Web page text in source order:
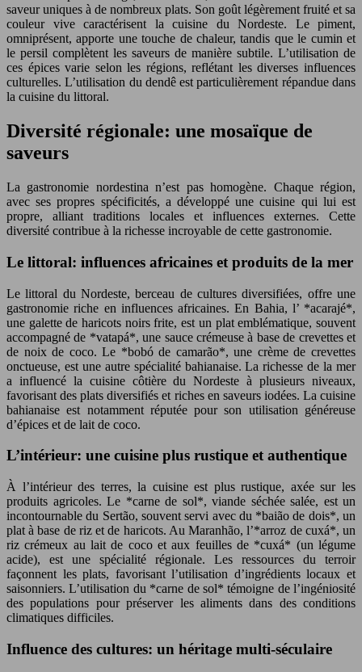
saveur uniques à de nombreux plats. Son goût légèrement fruité et sa
couleur vive caractérisent la cuisine du Nordeste. Le piment,
omniprésent, apporte une touche de chaleur, tandis que le cumin et
le persil complètent les saveurs de manière subtile. L’utilisation de
ces épices varie selon les régions, reflétant les diverses influences
culturelles. L’utilisation du dendê est particulièrement répandue dans
la cuisine du littoral.
Diversité régionale: une mosaïque de
saveurs
La gastronomie nordestina n’est pas homogène. Chaque région,
avec ses propres spécificités, a développé une cuisine qui lui est
propre, alliant traditions locales et influences externes. Cette
diversité contribue à la richesse incroyable de cette gastronomie.
Le littoral: influences africaines et produits de la mer
Le littoral du Nordeste, berceau de cultures diversifiées, offre une
gastronomie riche en influences africaines. En Bahia, l’ *acarajé*,
une galette de haricots noirs frite, est un plat emblématique, souvent
accompagné de *vatapá*, une sauce crémeuse à base de crevettes et
de noix de coco. Le *bobó de camarão*, une crème de crevettes
onctueuse, est une autre spécialité bahianaise. La richesse de la mer
a influencé la cuisine côtière du Nordeste à plusieurs niveaux,
favorisant des plats diversifiés et riches en saveurs iodées. La cuisine
bahianaise est notamment réputée pour son utilisation généreuse
d’épices et de lait de coco.
L’intérieur: une cuisine plus rustique et authentique
À l’intérieur des terres, la cuisine est plus rustique, axée sur les
produits agricoles. Le *carne de sol*, viande séchée salée, est un
incontournable du Sertão, souvent servi avec du *baião de dois*, un
plat à base de riz et de haricots. Au Maranhão, l’*arroz de cuxá*, un
riz crémeux au lait de coco et aux feuilles de *cuxá* (un légume
acide), est une spécialité régionale. Les ressources du terroir
façonnent les plats, favorisant l’utilisation d’ingrédients locaux et
saisonniers. L’utilisation du *carne de sol* témoigne de l’ingéniosité
des populations pour préserver les aliments dans des conditions
climatiques difficiles.
Influence des cultures: un héritage multi-séculaire